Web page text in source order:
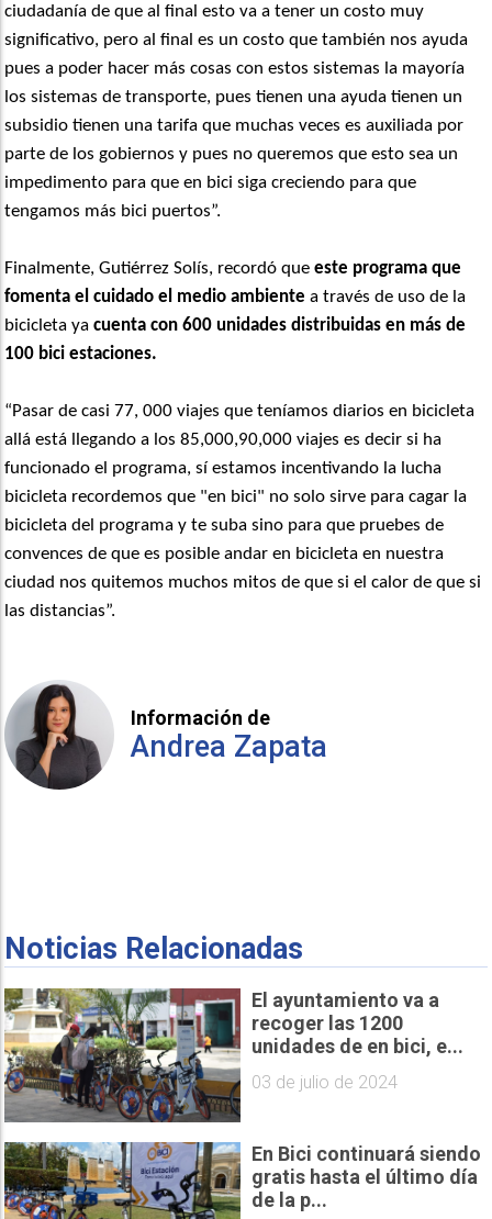
ciudadanía de que al final esto va a tener un costo muy
significativo, pero al final es un costo que también nos ayuda
pues a poder hacer más cosas con estos sistemas la mayoría
los sistemas de transporte, pues tienen una ayuda tienen un
subsidio tienen una tarifa que muchas veces es auxiliada por
parte de los gobiernos y pues no queremos que esto sea un
impedimento para que en bici siga creciendo para que
tengamos más bici puertos”.
Finalmente, Gutiérrez Solís, recordó que este programa que
fomenta el cuidado el medio ambiente a través de uso de la
bicicleta ya cuenta con 600 unidades distribuidas en más de
100 bici estaciones.
“Pasar de casi 77, 000 viajes que teníamos diarios en bicicleta
allá está llegando a los 85,000,90,000 viajes es decir si ha
funcionado el programa, sí estamos incentivando la lucha
bicicleta recordemos que "en bici" no solo sirve para cagar la
bicicleta del programa y te suba sino para que pruebes de
convences de que es posible andar en bicicleta en nuestra
ciudad nos quitemos muchos mitos de que si el calor de que si
las distancias”.
Información de
Andrea Zapata
Noticias Relacionadas
El ayuntamiento va a
recoger las 1200
unidades de en bici, e...
03 de julio de 2024
En Bici continuará siendo
gratis hasta el último día
de la p...